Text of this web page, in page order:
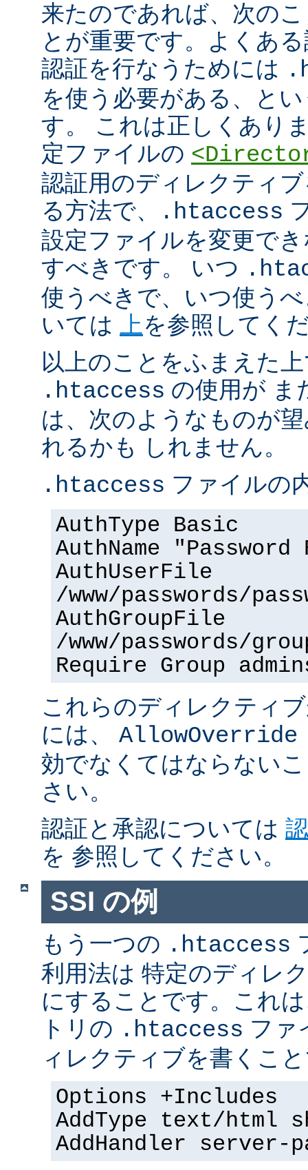
来たのであれば、次の
とが重要です。よくあ
認証を行なうためには
を使う必要がある、と
す。 これは正しくあり
定ファイルの
認証用のディレクティ
る方法で、
.htaccess
設定ファイルを変更で
すべきです。 いつ
使うべきで、いつ使う
いては
上 を参照してく
以上のことをふまえた
.htaccess の使用が ま
は、次のようなものが
れるかも しれません。
.htaccess ファイルの
AuthType Basic
AuthName
AuthUserFile
/www/passwords/
AuthGroupFile
/www/passwords/
Require Group
これらのディレクティ
には、 AllowOverride
効でなくてはならない
さい。
認証と承認については
を 参照してください。
SSI の例
もう一つの .htaccess
利用法は 特定のディレ
にすることです。これ
トリの .htaccess ファ
ィレクティブを書くこ
Options +Includes
AddType text/html
AddHandler server-